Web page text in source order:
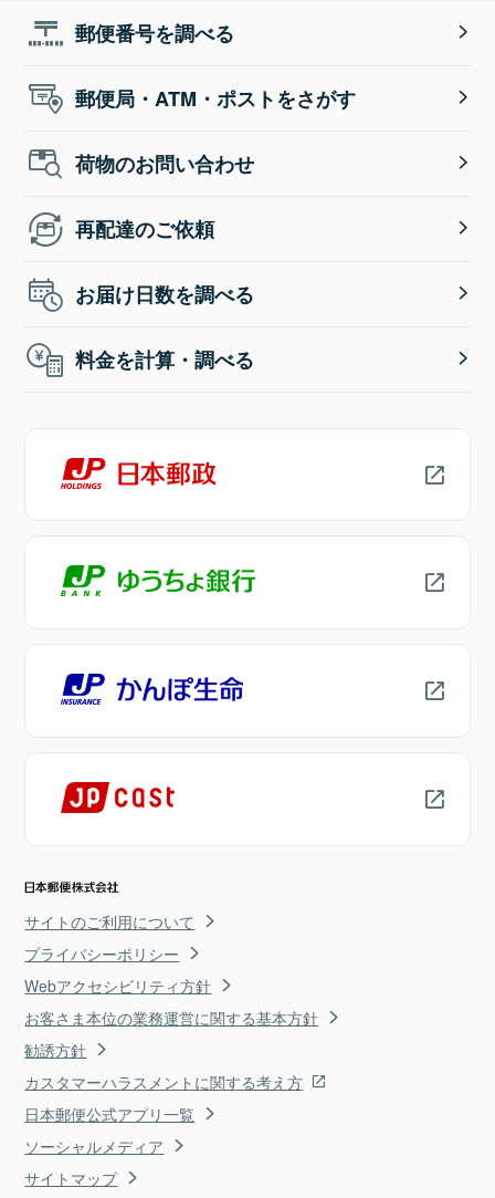
郵便番号を調べる
郵便局・ATM・ポストをさがす
荷物のお問い合わせ
再配達のご依頼
お届け日数を調べる
料金を計算・調べる
サイトのご利用について
プライバシーポリシー
Webアクセシビリティ方針
お客さま本位の業務運営に関する基本方針
勧誘方針
カスタマーハラスメントに関する考え方
日本郵便公式アプリ一覧
ソーシャルメディア
サイトマップ